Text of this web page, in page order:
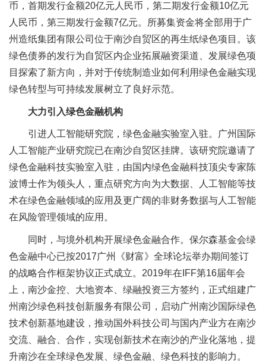
币，首期发行金额20亿元人民币，第二期发行金额10亿元
人民币，第三期发行金额7亿元。所募集资金将全部用于广
州造纸集团有限公司位于南沙自贸区的再生纸绿色项目。该
绿色债券的发行为自贸区内企业拓展融资渠道、发展绿色项
目探索了新方向，并对于传统制造业如何利用绿色金融实现
绿色转型与可持续发展树立了良好示范。
大力引入绿色金融机构
引进人工智能研究院，绿色金融实验室入驻。广州国际
人工智能产业研究院已在南沙自贸区挂牌。该研究院邀请了
绿色金融科技实验室入驻，由国内绿色金融科技顶尖专家陈
波博士作为领头人，重点研究方向为大数据、人工智能等技
术在绿色金融领域的应用及更广阔的非财务数据与人工智能
在风险管理领域的应用。
同时，与境外机构开展绿色金融合作。保尔森基金会绿
色金融中心已按2017广州《财富》全球论坛举办期间签订
的战略合作框架协议正式成立。2019年在IFF第16届年会
上，南沙金控、大地资本、绿融投资三方签约，正式组建广
州南沙绿色科技创新服务有限公司，启动广州南沙国际绿色
技术创新基地建设，推动国外科技公司与国内产业方在南沙
交流、融合、合作，实现创新技术在南沙的产业化落地，提
升南沙在全球绿色发展、绿色金融、绿色科技的影响力。